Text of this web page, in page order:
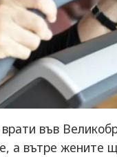
във
а вътре жените